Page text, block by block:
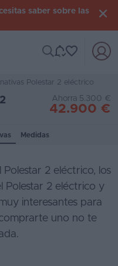
saber sobre las
Polestar 2 eléctrico
Ahorra 5.300 €
42.900 €
Medidas
Polestar 2 eléctrico, los
Polestar 2 eléctrico y
interesantes para
uno no te